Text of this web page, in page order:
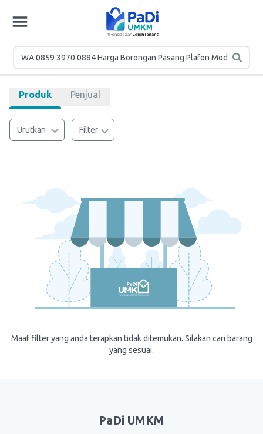
Produk Penjual
Urutkan Filter
Maaf filter yang anda terapkan tidak ditemukan. Silakan cari barang
yang sesuai.
PaDi UMKM